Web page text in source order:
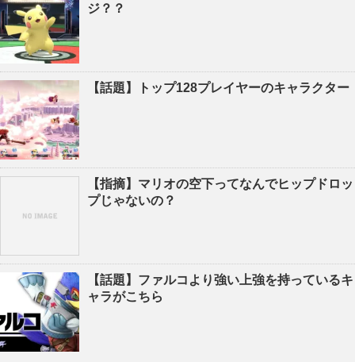
ジ？？
【話題】トップ128プレイヤーのキャラクター
【指摘】マリオの空下ってなんでヒップドロッ
プじゃないの？
【話題】ファルコより強い上強を持っているキ
ャラがこちら